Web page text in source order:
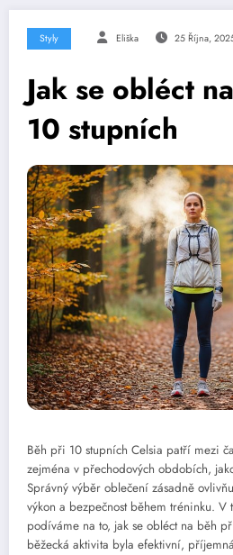
Styly Eliška 25 Října,
Jak se obléct
10 stupních
Běh při 10 stupních Celsia patří mezi
zejména v přechodových obdobích,
Správný výběr oblečení zásadně
výkon a bezpečnost během tréninku. V
podíváme na to, jak se obléct na běh
běžecká aktivita byla efektivní,